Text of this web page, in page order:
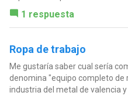
1 respuesta
Ropa de trabajo
Me gustaría saber cual sería
denomina "equipo completo de
industria del metal de valencia